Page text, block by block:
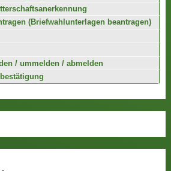
(Briefwahlunterlagen beantragen)
/ ummelden / abmelden